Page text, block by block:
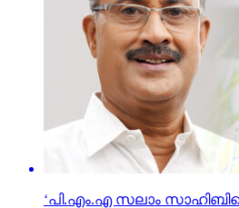
‘പി.എം.എ സലാം